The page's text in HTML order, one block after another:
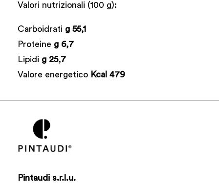
Valori nutrizionali (100 g):
Carboidrati g 55,1
Proteine g 6,7
Lipidi g 25,7
Valore energetico Kcal 479
Pintaudi s.r.l.u.